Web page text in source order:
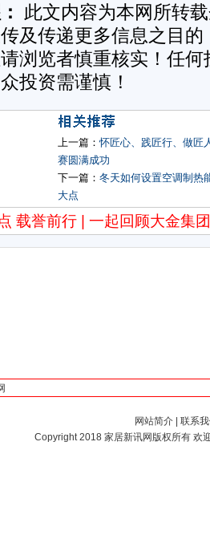
此文内容为本网所转
及传递更多信息之目
浏览者慎重核实！任
投资需谨慎！
上一篇：怀匠心、践匠行、做匠
赛圆满成功
下一篇： 冬天如何设置空调制热
大点
载誉前行 | 一起回顾大金集
网站简介
联系
Copyright 2018 家居新讯网 版权所有 欢